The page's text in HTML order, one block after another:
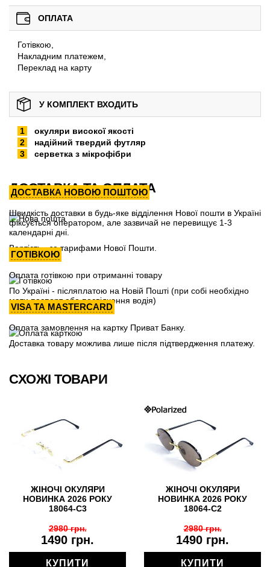
ОПЛАТА
Готівкою,
Накладним платежем,
Переклад на карту
У КОМПЛЕКТ ВХОДИТЬ
окуляри високої якості
надійний твердий футляр
серветка з мікрофібри
ДОСТАВКА ТА ОПЛАТА
ДОСТАВКА НОВОЮ ПОШТОЮ
Швидкість доставки в будь-яке відділення Нової пошти в Україні
фіксується оператором, але зазвичай не перевищує 1-3
календарні дні.
Вартість - за тарифами Нової Пошти.
ГОТІВКОЮ
Оплата готівкою при отриманні товару
По Україні - післяплатою на Новій Пошті (при собі необхідно
мати паспорт або посвідчення водія)
VISA ТА MASTERCARD
Оплата замовлення на картку Приват Банку.
Доставка товару можлива лише після підтвердження платежу.
СХОЖІ ТОВАРИ
ЖІНОЧІ ОКУЛЯРИ
НОВИНКА 2026 РОКУ
18064-C3
1490 грн.
2980 грн.
КУПИТИ
ЖІНОЧІ ОКУЛЯРИ
НОВИНКА 2026 РОКУ
18064-C2
1490 грн.
2980 грн.
КУПИТИ